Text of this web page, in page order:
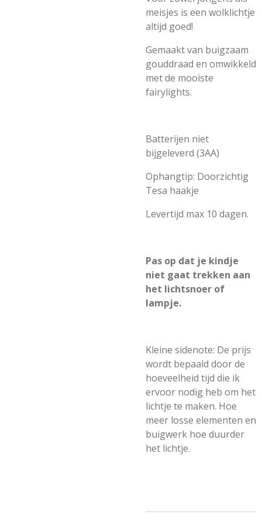
meisjes is een wolklichtje
altijd goed!
Gemaakt van buigzaam
gouddraad en omwikkeld
met de mooiste
fairylights.
Batterijen niet
bijgeleverd (3AA)
Ophangtip: Doorzichtig
Tesa haakje
Levertijd max 10 dagen.
Pas op dat je kindje
niet gaat trekken aan
het lichtsnoer of
lampje.
Kleine sidenote: De prijs
wordt bepaald door de
hoeveelheid tijd die ik
ervoor nodig heb om het
lichtje te maken. Hoe
meer losse elementen en
buigwerk hoe duurder
het lichtje.